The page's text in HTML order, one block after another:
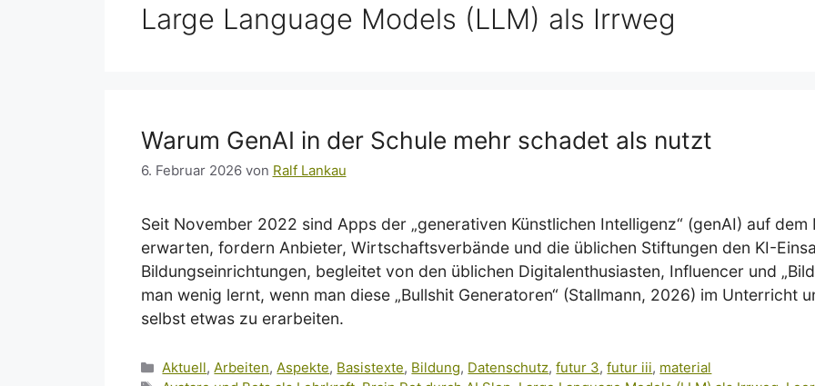
Large Language Models (LLM) als Irrweg
Warum GenAI in der Schule mehr schadet als nutzt
6. Februar 2026 von Ralf Lankau
Seit November 2022 sind Apps der „generativen Künstlichen Intelligenz“ (genAI) auf
erwarten, fordern Anbieter, Wirtschaftsverbände und die üblichen Stiftungen den KI-
Bildungseinrichtungen, begleitet von den üblichen Digitalenthusiasten, Influencer und
man wenig lernt, wenn man diese „Bullshit Generatoren“ (Stallmann, 2026) im Unterricht
selbst etwas zu erarbeiten.
Kategorien
Aktuell,Arbeiten,Aspekte, Basistexte, Bildung, Datenschutz,futur 3,futur iii, material